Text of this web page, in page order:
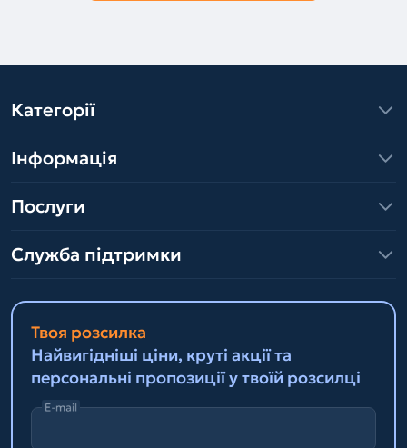
Категорії
Інформація
Послуги
Служба підтримки
Твоя розсилка
Найвигідніші ціни, круті акції та
персональні пропозиції у твоїй розсилці
E-mail